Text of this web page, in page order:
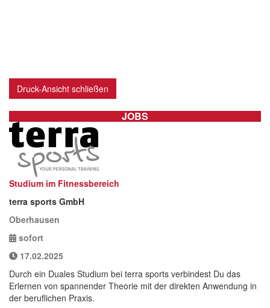
Druck-Ansicht schließen
JOBS
Studium im Fitnessbereich
terra sports GmbH
Oberhausen
sofort
17.02.2025
Durch ein Duales Studium bei terra sports verbindest Du das
Erlernen von spannender Theorie mit der direkten Anwendung in
der beruflichen Praxis.